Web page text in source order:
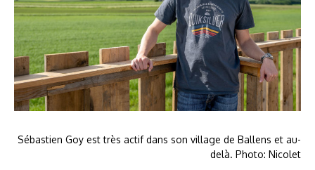
Sébastien Goy est très actif dans son village de Ballens et au-
delà. Photo: Nicolet